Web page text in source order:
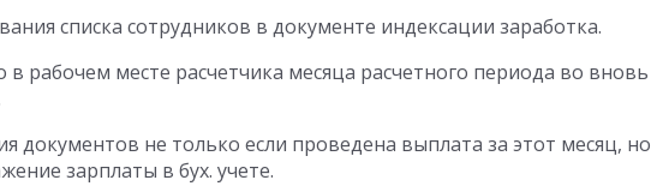
списка сотрудников в документе индексации заработка.
рабочем месте расчетчика месяца расчетного периода во вновь
документов не только если проведена выплата за этот месяц, но
зарплаты в бух. учете.